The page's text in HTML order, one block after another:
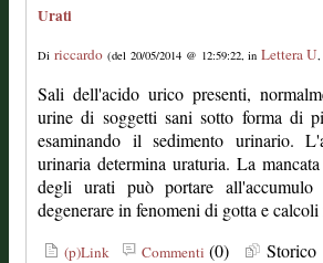
Urati
Di riccardo (del 20/05/2014 @ 12:59:22, in Lettera U,
Sali dell'acido urico presenti,
urine di soggetti sani sotto forma di
esaminando il sedimento urinario.
urinaria determina uraturia. La
degli urati può portare
degenerare in fenomeni di gotta e calcoli
(p)Link Commenti (0) Storico